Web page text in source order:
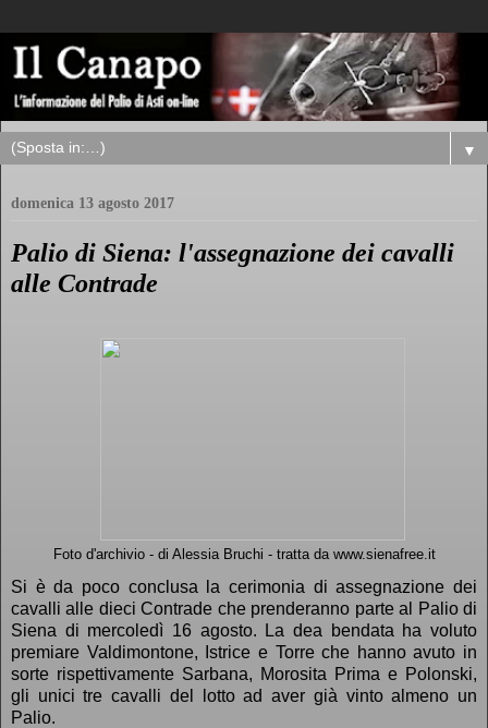
▼
domenica 13 agosto 2017
Palio di Siena: l'assegnazione dei cavalli
alle Contrade
Foto d'archivio - di Alessia Bruchi - tratta da www.sienafree.it
Si è da poco conclusa la cerimonia di assegnazione dei
cavalli alle dieci Contrade che prenderanno parte al Palio di
Siena di mercoledì 16 agosto. La dea bendata ha voluto
premiare Valdimontone, Istrice e Torre che hanno avuto in
sorte rispettivamente Sarbana, Morosita Prima e Polonski,
gli unici tre cavalli del lotto ad aver già vinto almeno un
Palio.